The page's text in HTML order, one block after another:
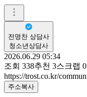
전명찬 상담사
청소년상담사
2026.06.29 05:34
조회 338추천 3스크랩 0
https://trost.co.kr/
주소복사